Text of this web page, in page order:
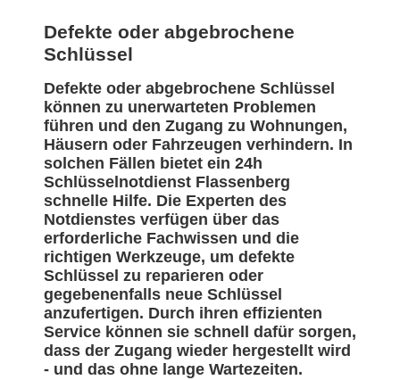
Defekte oder abgebrochene
Schlüssel
Defekte oder abgebrochene Schlüssel
können zu unerwarteten Problemen
führen und den Zugang zu Wohnungen,
Häusern oder Fahrzeugen verhindern. In
solchen Fällen bietet ein 24h
Schlüsselnotdienst Flassenberg
schnelle Hilfe. Die Experten des
Notdienstes verfügen über das
erforderliche Fachwissen und die
richtigen Werkzeuge, um defekte
Schlüssel zu reparieren oder
gegebenenfalls neue Schlüssel
anzufertigen. Durch ihren effizienten
Service können sie schnell dafür sorgen,
dass der Zugang wieder hergestellt wird
- und das ohne lange Wartezeiten.